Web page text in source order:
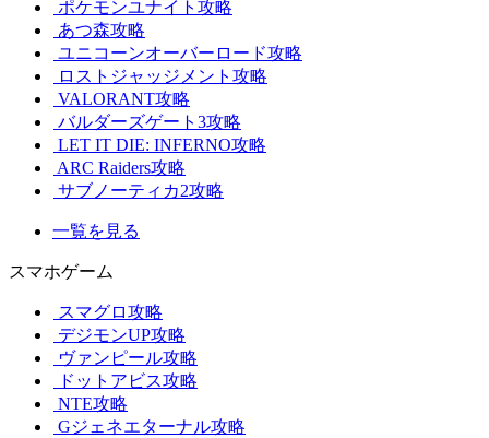
ポケモンユナイト攻略
あつ森攻略
ユニコーンオーバーロード攻略
ロストジャッジメント攻略
VALORANT攻略
バルダーズゲート3攻略
LET IT DIE: INFERNO攻略
ARC Raiders攻略
サブノーティカ2攻略
一覧を見る
スマホゲーム
スマグロ攻略
デジモンUP攻略
ヴァンピール攻略
ドットアビス攻略
NTE攻略
Gジェネエターナル攻略